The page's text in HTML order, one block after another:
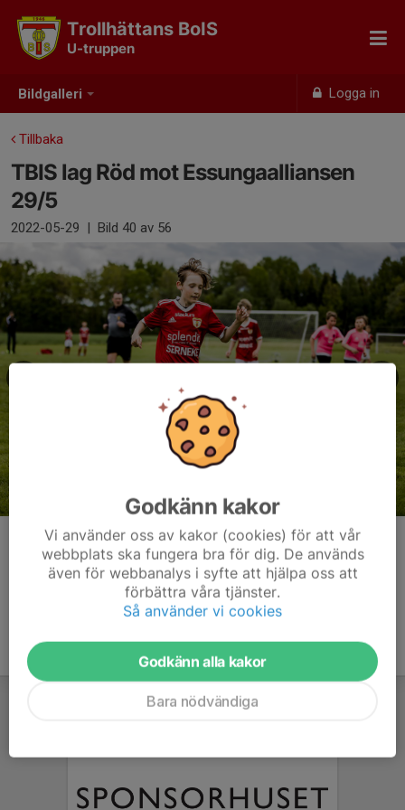
Bildgalleri Logga in
Trollhättans BoIS
U-truppen
Tillbaka
TBIS lag Röd mot Essungaalliansen
29/5
2022-05-29 | Bild 40 av 56
Kommentarer
Godkänn kakor
Vi använder oss av kakor (cookies) för att vår
webbplats ska fungera bra för dig. De används
även för webbanalys i syfte att hjälpa oss att
förbättra våra tjänster.
Så använder vi cookies
Godkänn alla kakor
Bara nödvändiga